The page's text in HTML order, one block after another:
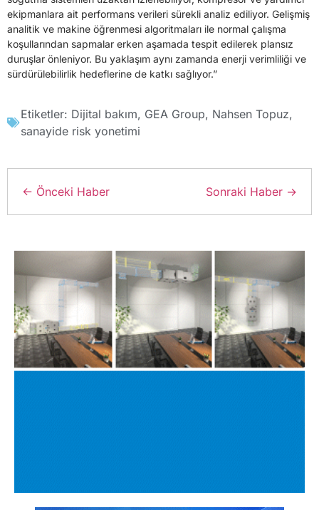
ekipmanlara ait performans verileri sürekli analiz ediliyor. Gelişmiş
analitik ve makine öğrenmesi algoritmaları ile normal çalışma
koşullarından sapmalar erken aşamada tespit edilerek plansız
duruşlar önleniyor. Bu yaklaşım aynı zamanda enerji verimliliği ve
sürdürülebilirlik hedeflerine de katkı sağlıyor.”
Etiketler: Dijital bakım, GEA Group, Nahsen Topuz,
sanayide risk yonetimi
← Önceki Haber Sonraki Haber →